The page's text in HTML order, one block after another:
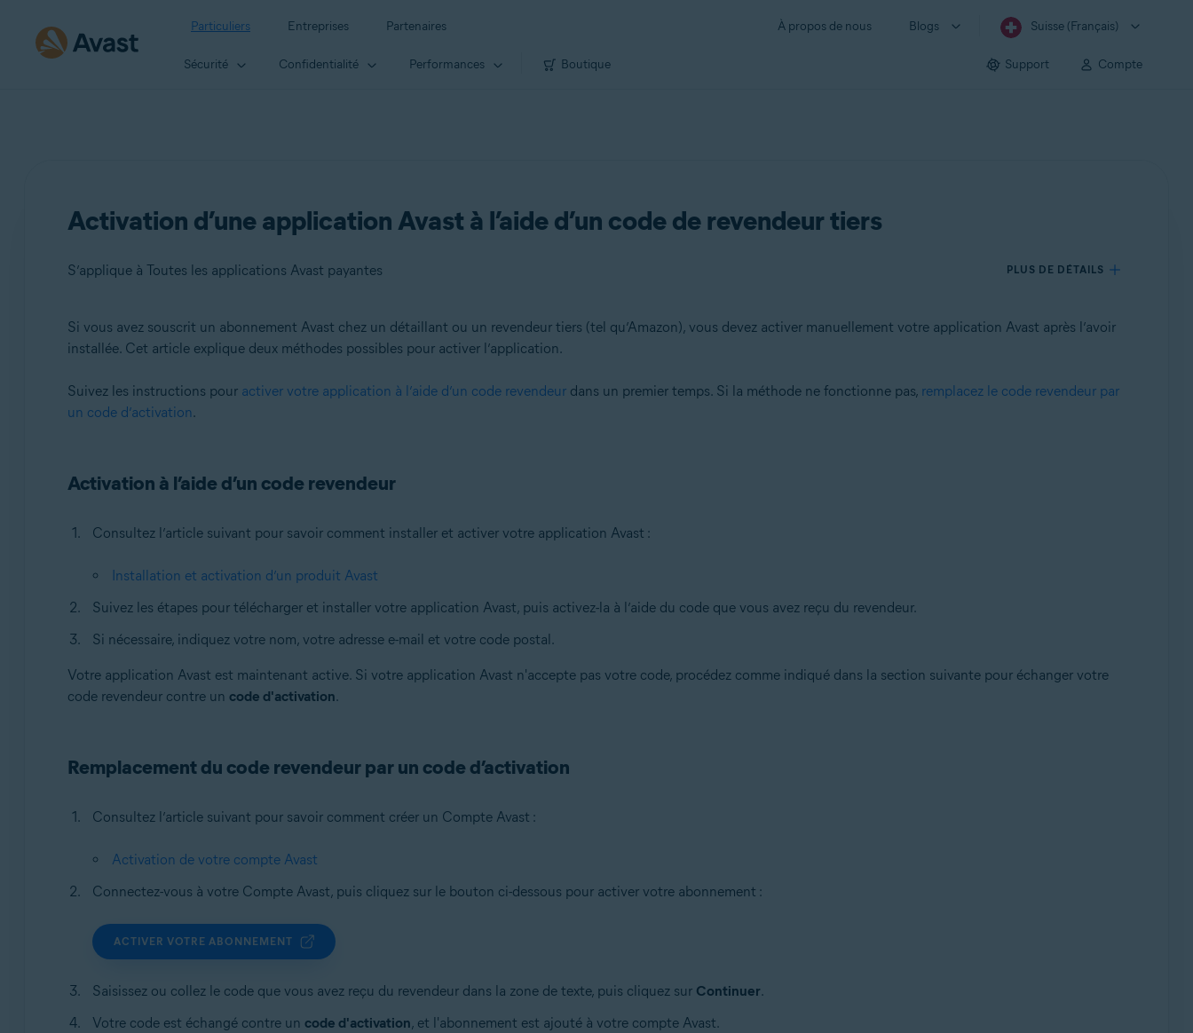
Particuliers Entreprises Partenaires À propos de nous Blogs Suisse (Français)
Sécurité Confidentialité Performances Boutique Support Compte
Activation d’une application Avast à l’aide d’un code de revendeur tiers
S’applique à Toutes les applications Avast payantes PLUS DE DÉTAILS
Produits:
Systèmes d'exploitation:
Si vous avez souscrit un abonnement Avast chez un détaillant ou un revendeur tiers (tel qu’Amazon), vous devez activer manuellement votre application Avast après l’avoir
installée. Cet article explique deux méthodes possibles pour activer l’application.
Suivez les instructions pour activer votre application à l’aide d’un code revendeurdans un premier temps. Si la méthode ne fonctionne pas, remplacez le code revendeur par
un code d’activation.
Activation à l’aide d’un code revendeur
Consultez l’article suivant pour savoir comment installer et activer votre application Avast :
Installation et activation d’un produit Avast
Suivez les étapes pour télécharger et installer votre application Avast, puis activez-la à l’aide du code que vous avez reçu du revendeur.
Si nécessaire, indiquez votre nom, votre adresse e-mail et votre code postal.
Votre application Avast est maintenant active. Si votre application Avast n'accepte pas votre code, procédez comme indiqué dans la section suivante pour échanger votre
code revendeur contre un code d'activation.
Remplacement du code revendeur par un code d’activation
Consultez l’article suivant pour savoir comment créer un Compte Avast :
Activation de votre compte Avast
Connectez-vous à votre Compte Avast, puis cliquez sur le bouton ci-dessous pour activer votre abonnement :
ACTIVER VOTRE ABONNEMENT
Saisissez ou collez le code que vous avez reçu du revendeur dans la zone de texte, puis cliquez sur Continuer.
Votre code est échangé contre un code d'activation, et l'abonnement est ajouté à votre compte Avast.